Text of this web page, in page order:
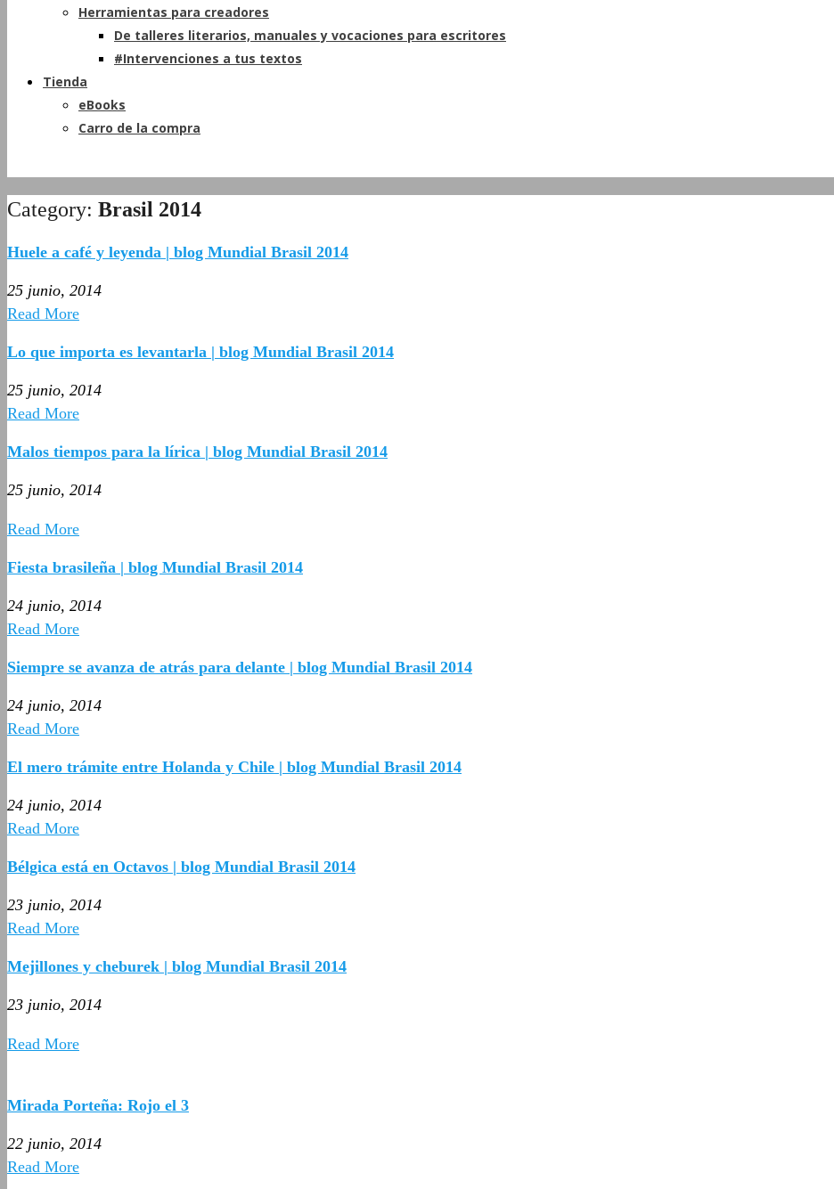
Herramientas para creadores
De talleres literarios, manuales y vocaciones para escritores
#Intervenciones a tus textos
Tienda
eBooks
Carro de la compra
Category: Brasil 2014
Huele a café y leyenda | blog Mundial Brasil 2014
25 junio, 2014
Read More
Lo que importa es levantarla | blog Mundial Brasil 2014
25 junio, 2014
Read More
Malos tiempos para la lírica | blog Mundial Brasil 2014
25 junio, 2014
Read More
Fiesta brasileña | blog Mundial Brasil 2014
24 junio, 2014
Read More
Siempre se avanza de atrás para delante | blog Mundial Brasil 2014
24 junio, 2014
Read More
El mero trámite entre Holanda y Chile | blog Mundial Brasil 2014
24 junio, 2014
Read More
Bélgica está en Octavos | blog Mundial Brasil 2014
23 junio, 2014
Read More
Mejillones y cheburek | blog Mundial Brasil 2014
23 junio, 2014
Read More
Mirada Porteña: Rojo el 3
22 junio, 2014
Read More